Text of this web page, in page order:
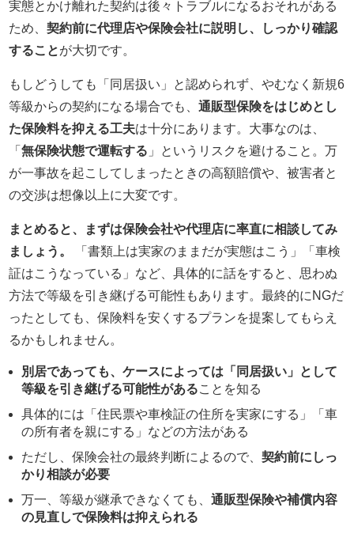
実態とかけ離れた契約は後々トラブルになるおそれがある
ため、契約前に代理店や保険会社に説明し、しっかり確認
することが大切です。
もしどうしても「同居扱い」と認められず、やむなく新規6
等級からの契約になる場合でも、通販型保険をはじめとし
た保険料を抑える工夫は十分にあります。大事なのは、
「無保険状態で運転する 」というリスクを避けること。万
が一事故を起こしてしまったときの高額賠償や、被害者と
の交渉は想像以上に大変です。
まとめると、まずは保険会社や代理店に率直に相談してみ
ましょう。
「書類上は実家のままだが実態はこう」「車検
証はこうなっている」など、具体的に話をすると、思わぬ
方法で等級を引き継げる可能性もあります。最終的にNGだ
ったとしても、保険料を安くするプランを提案してもらえ
るかもしれません。
別居であっても、ケースによっては「同居扱い」として
等級を引き継げる可能性があることを知る
具体的には「住民票や車検証の住所を実家にする」「車
の所有者を親にする」などの方法がある
ただし、保険会社の最終判断によるので、契約前にしっ
かり相談が必要
万一、等級が継承できなくても、通販型保険や補償内容
の見直しで保険料は抑えられる